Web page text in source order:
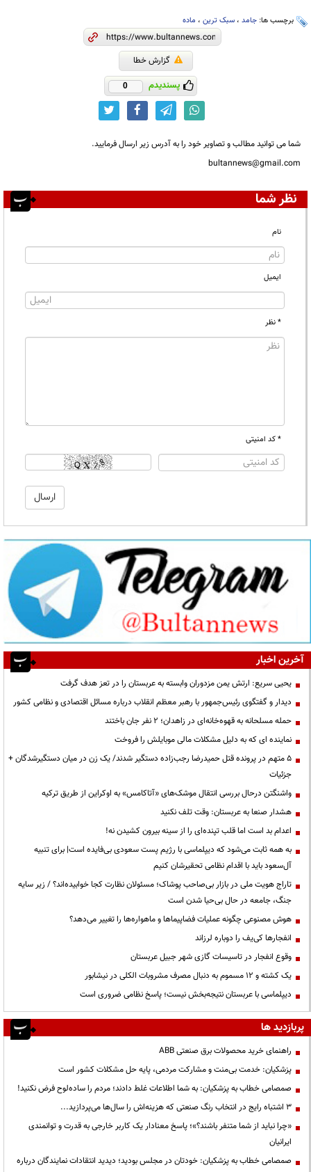
برچسب ها: جامد ، سبک ترین ، ماده
گزارش خطا
پسندیدم 0
شما می توانید مطالب و تصاویر خود را به آدرس زیر ارسال فرمایید.
bultannews@gmail.com
نظر شما
نام
ایمیل
* نظر
* کد امنیتی
آخرین اخبار
یحیی سریع: ارتش یمن مزدوران وابسته به عربستان را در تعز هدف گرفت
دیدار و گفتگوی رئیس‌جمهور با رهبر معظم انقلاب درباره مسائل اقتصادی و نظامی کشور
حمله مسلحانه به قهوه‌خانه‌ای در زاهدان؛ ۲ نفر جان باختند
نماینده ای که به دلیل مشکلات مالی موبایلش را فروخت
۵ متهم در پرونده قتل حمیدرضا رجب‌زاده دستگیر شدند/ یک زن در میان دستگیرشدگان +
جزئیات
واشنگتن درحال بررسی انتقال موشک‌های «آتاکامس» به اوکراین از طریق ترکیه
هشدار صنعا به عربستان: وقت تلف نکنید
اعدام بد است اما قلب تپنده‌ای را از سینه بیرون کشیدن نه!
به همه ثابت می‌شود که دیپلماسی با رژیم پست سعودی بی‌فایده است| برای تنبیه
آل‌سعود باید با اقدام نظامی تحقیرشان کنیم
تاراج هویت ملی در بازار بی‌صاحب پوشاک؛ مسئولان نظارت کجا خوابیده‌اند؟ / زیر سایه
جنگ، جامعه در حال بی‌حیا شدن است
هوش مصنوعی چگونه عملیات فضاپیماها و ماهواره‌ها را تغییر می‌دهد؟
انفجارها کی‌یف را دوباره لرزاند
وقوع انفجار در تاسیسات گازی شهر جبیل عربستان
یک کشته و ۱۲ مسموم به دنبال مصرف مشروبات الکلی در نیشابور
دیپلماسی با عربستان نتیجه‌بخش نیست؛ پاسخ نظامی ضروری است
پربازدید ها
راهنمای خرید محصولات برق صنعتی ABB
پزشکیان: خدمت بی‌منت و مشارکت مردمی، پایه حل مشکلات کشور است
صمصامی خطاب به پزشکیان: به شما اطلاعات غلط دادند؛ مردم را ساده‌لوح فرض نکنید!
3 اشتباه رایج در انتخاب رنگ صنعتی که هزینه‌اش را سال‌ها می‌پردازید...
«چرا نباید از شما متنفر باشند؟»؛ پاسخ معنادار یک کاربر خارجی به قدرت و توانمندی
ایرانیان
صمصامی خطاب به پزشکیان: خودتان در مجلس بودید؛ دیدید انتقادات نمایندگان درباره